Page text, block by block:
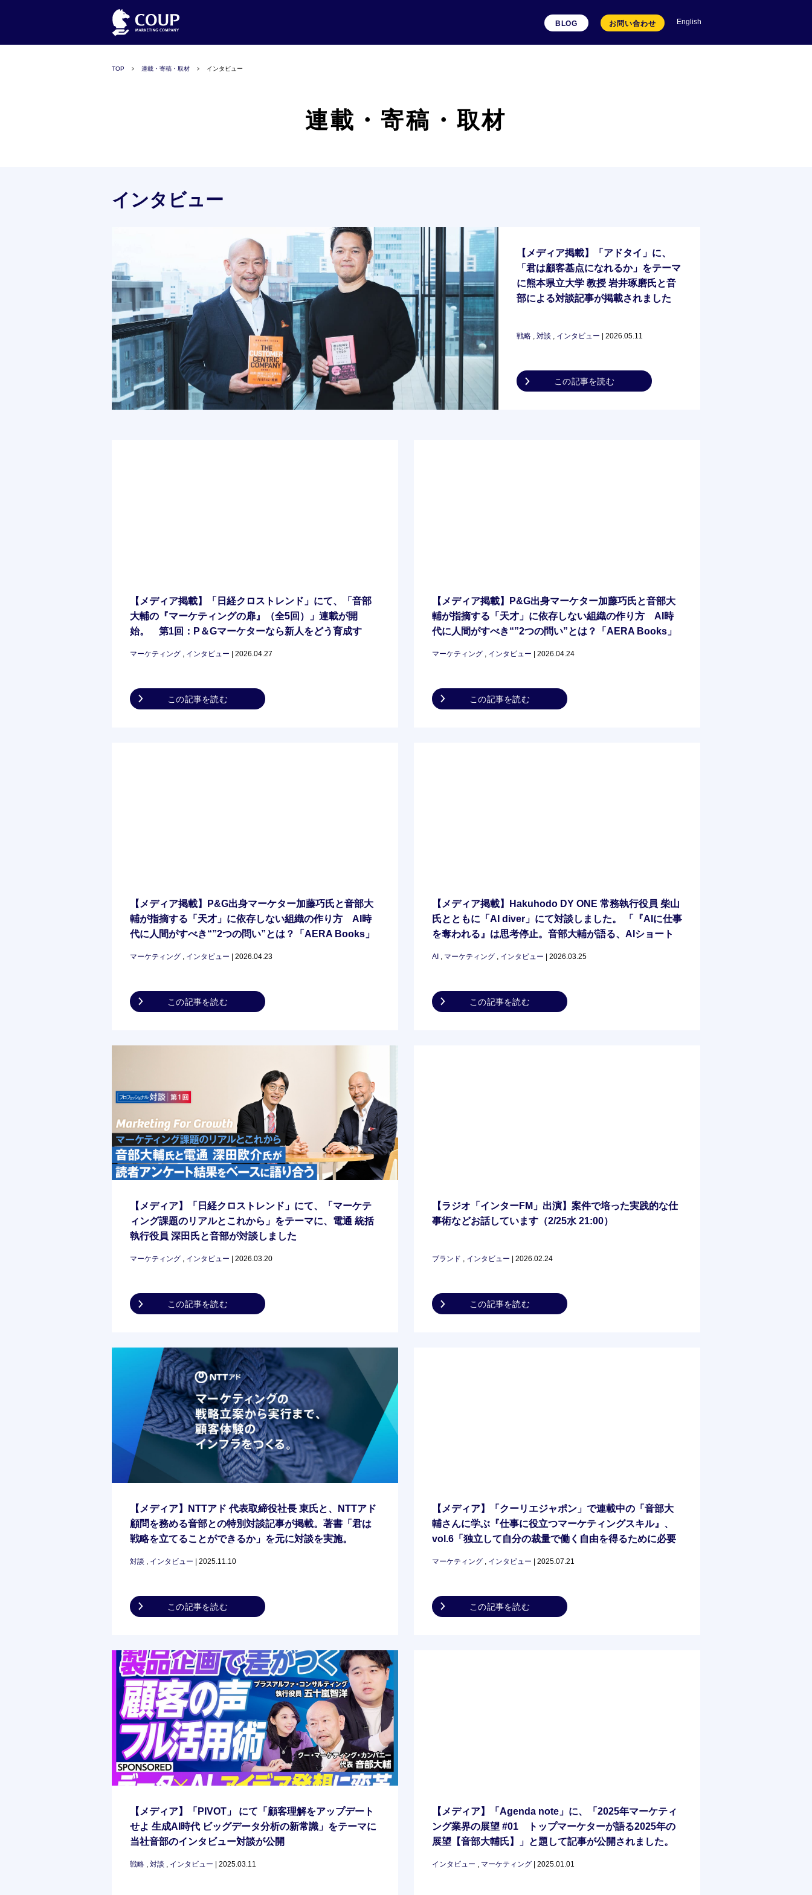
BLOG お問い合わせ English
TOP 連載・寄稿・取材 インタビュー
連載・寄稿・取材
インタビュー
【メディア掲載】「アドタイ」に、
「君は顧客基点になれるか」をテーマ
に熊本県立大学 教授 岩井琢磨氏と音
部による対談記事が掲載されました
戦略 , 対談 , インタビュー | 2026.05.11
この記事を読む
【メディア掲載】「日経クロストレンド」にて、「音部
大輔の『マーケティングの扉』（全5回）」連載が開
始。 第1回：P＆Gマーケターなら新人をどう育成す
マーケティング インタビュー | 2026.04.27
この記事を読む
【メディア掲載】P&G出身マーケター加藤巧氏と音部大
輔が指摘する「天才」に依存しない組織の作り方 AI時
代に人間がすべき“”2つの問い”とは？「AERA Books」
捉え方 マーケティング失敗の背景にある日本企業の“文
るのか』 #2」
マーケティング インタビュー | 2026.04.24
この記事を読む
【メディア掲載】P&G出身マーケター加藤巧氏と音部大
輔が指摘する「天才」に依存しない組織の作り方 AI時
代に人間がすべき“”2つの問い”とは？「AERA Books」
捉え方 マーケティング失敗の背景にある日本企業の“文
るのか』 #1」
マーケティング インタビュー | 2026.04.23
この記事を読む
【メディア掲載】Hakuhodo DY ONE 常務執行役員 柴山
氏とともに「AI diver」にて対談しました。 「『AIに仕事
を奪われる』は思考停止。音部大輔が語る、AIショート
AI マーケティング インタビュー | 2026.03.25
この記事を読む
【メディア】「日経クロストレンド」にて、「マーケテ
ィング課題のリアルとこれから」をテーマに、電通 統括
執行役員 深田氏と音部が対談しました
マーケティング , インタビュー | 2026.03.20
この記事を読む
【ラジオ「インターFM」出演】案件で培った実践的な仕
事術などお話しています（2/25水 21:00）
ブランド , インタビュー | 2026.02.24
この記事を読む
【メディア】NTTアド 代表取締役社長 東氏と、NTTアド
顧問を務める音部との特別対談記事が掲載。著書「君は
戦略を立てることができるか」を元に対談を実施。
対談 , インタビュー | 2025.11.10
この記事を読む
【メディア】「クーリエジャポン」で連載中の「音部大
輔さんに学ぶ『仕事に役立つマーケティングスキル』、
vol.6「独立して自分の裁量で働く自由を得るために必要
マーケティング , インタビュー | 2025.07.21
この記事を読む
【メディア】「PIVOT」 にて「顧客理解をアップデート
せよ 生成AI時代 ビッグデータ分析の新常識」をテーマに
当社音部のインタビュー対談が公開
戦略 対談 インタビュー | 2025.03.11
【メディア】「Agenda note」に、「2025年マーケティ
ング業界の展望 #01 トップマーケターが語る2025年の
展望【音部大輔氏】」と題して記事が公開されました。
インタビュー マーケティング | 2025.01.01